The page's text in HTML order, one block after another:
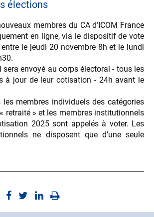
élections
membres du CA d’ICOM France
en ligne, via le dispositif de vote
le jeudi 20 novembre 8h et le lundi
sera envoyé au corps électoral - tous les
à jour de leur cotisation - 24h avant le
les membres individuels des catégories
retraité » et les membres institutionnels
2025 sont appelés à voter. Les
ne disposent que d’une seule